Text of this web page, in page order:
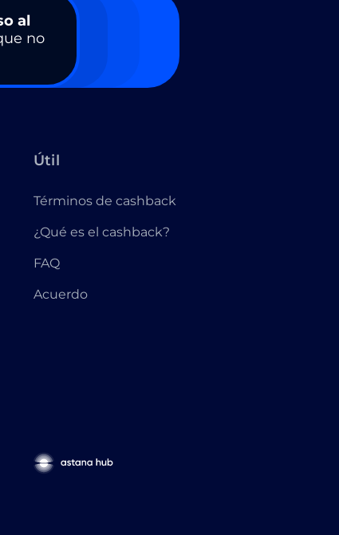
al
no
Útil
Términos de cashback
¿Qué es el cashback?
FAQ
Acuerdo